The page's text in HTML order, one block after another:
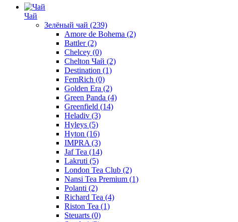
Чай
Зелёный чай (239)
Amore de Bohema (2)
Battler(2)
Chelcey (0)
Chelton Чай (2)
Destination (1)
FemRich (0)
Golden Era (2)
Green Panda (4)
Greenfield (14)
Heladiv (3)
Hyleys (5)
Hyton (16)
IMPRA (3)
Jaf Tea (14)
Lakruti (5)
London Tea Club (2)
Nansi Tea Premium (1)
Polanti (2)
Richard Tea (4)
Riston Tea (1)
Steuarts (0)